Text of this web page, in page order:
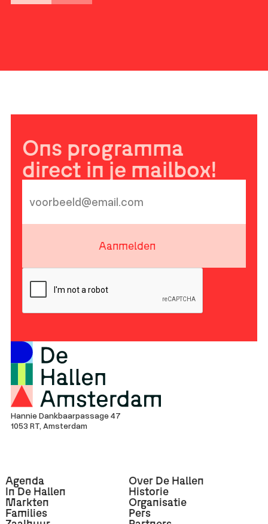
Ons programma
direct in je mailbox!
Aanmelden
Hannie Dankbaarpassage 47
1053 RT, Amsterdam
Agenda
In De Hallen
Markten
Families
Over De Hallen
Historie
Organisatie
Pers